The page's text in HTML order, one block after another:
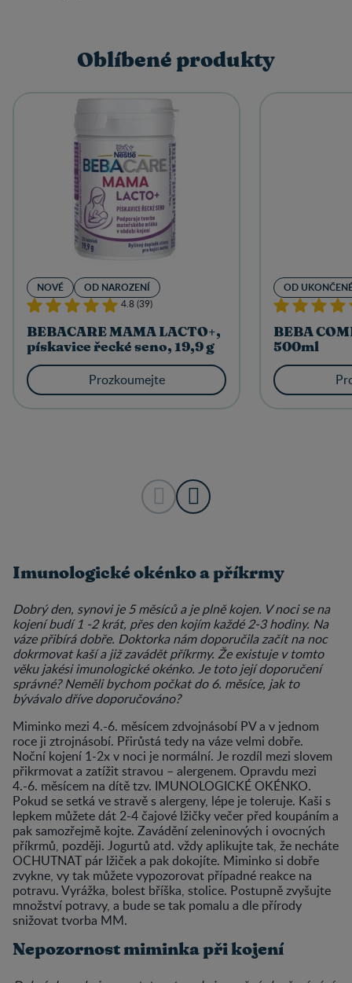
Oblíbené produkty
NOVÉ OD NAROZENÍ
4.8 (39)
BEBACARE MAMA LACTO+,
pískavice řecké seno, 19,9 g
Prozkoumejte
OD
BEBA
500ml
Imunologické okénko a příkrmy
Dobrý den, synovi je 5 měsíců a je plně kojen. V noci se na
kojení budí 1 -2 krát, přes den kojím každé 2-3 hodiny. Na
váze přibírá dobře. Doktorka nám doporučila začít na noc
dokrmovat kaší a již zavádět příkrmy. Že existuje v tomto
věku jakési imunologické okénko. Je toto její doporučení
správné? Neměli bychom počkat do 6. měsíce, jak to
bývávalo dříve doporučováno?
Miminko mezi 4.-6. měsícem zdvojnásobí PV a v jednom
roce ji ztrojnásobí. Přirůstá tedy na váze velmi dobře.
Noční kojení 1-2x v noci je normální. Je rozdíl mezi slovem
přikrmovat a zatížit stravou – alergenem. Opravdu mezi
4.-6. měsícem na dítě tzv. IMUNOLOGICKÉ OKÉNKO.
Pokud se setká ve stravě s alergeny, lépe je toleruje. Kaši s
lepkem můžete dát 2-4 čajové lžičky večer před koupáním a
pak samozřejmě kojte. Zavádění zeleninových i ovocných
příkrmů, později. Jogurtů atd. vždy aplikujte tak, že necháte
OCHUTNAT pár lžiček a pak dokojíte. Miminko si dobře
zvykne, vy tak můžete vypozorovat případné reakce na
potravu. Vyrážka, bolest bříška, stolice. Postupně zvyšujte
množství potravy, a bude se tak pomalu a dle přírody
snižovat tvorba MM.
Nepozornost miminka při kojení